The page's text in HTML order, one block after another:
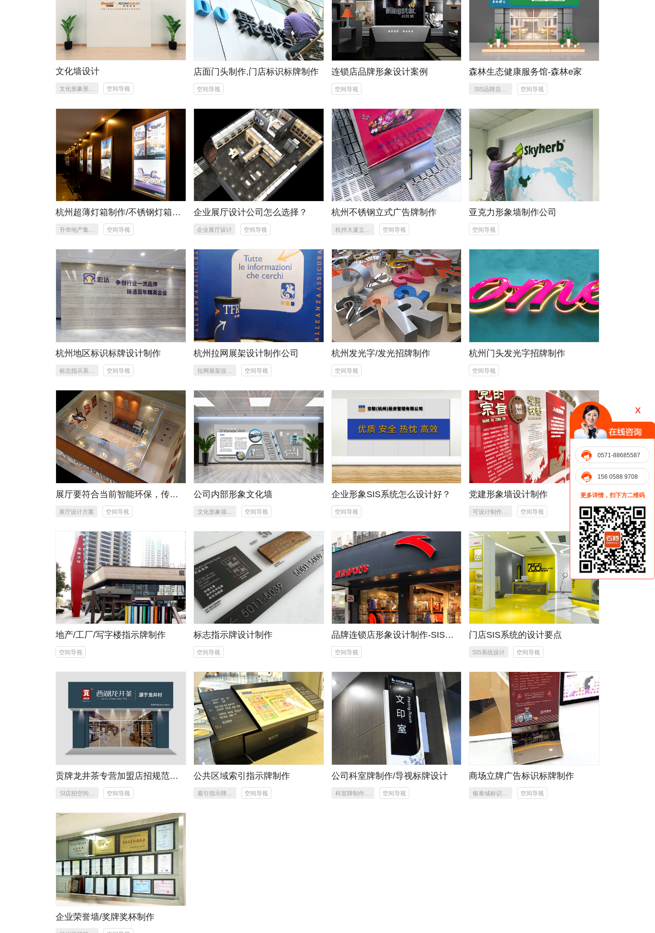
文化墙设计
文化形象形象
空间导视
店面门头制作,门店标识标牌制作
空间导视
连锁店品牌形象设计案例
空间导视
森林生态健康服务馆-森林e家
SIS品牌店招
空间导视
杭州超薄灯箱制作/不锈钢灯箱制
作
升华地产集团
灯箱制作
空间导视
企业展厅设计公司怎么选择？
企业展厅设计 空间导视
杭州不锈钢立式广告牌制作
杭州大厦立式
空间导视
亚克力形象墙制作公司
空间导视
杭州地区标识标牌设计制作
标志指示系统
空间导视
杭州拉网展架设计制作公司
拉网展架设计
空间导视
杭州发光字/发光招牌制作
空间导视
杭州门头发光字招牌制作
空间导视
展厅要符合当前智能环保，传达
企业价值观与产品特性
展厅设计方案 空间导视
公司内部形象文化墙
文化形象墙设
空间导视
企业形象SIS系统怎么设计好？
空间导视
党建形象墙设计制作
可设计制作安
空间导视
地产/工厂/写字楼指示牌制作
空间导视
标志指示牌设计制作
空间导视
品牌连锁店形象设计制作-SIS系
统设计
空间导视
门店SIS系统的设计要点
SIS系统设计 空间导视
贡牌龙井茶专营加盟店招规范策
划设计
SI店招空间设
色定位,招商
落地策划设计
空间导视
公共区域索引指示牌制作
索引指示牌制
空间导视
公司科室牌制作/导视标牌设计
科室牌制作／
空间导视
商场立牌广告标识标牌制作
银泰城标识标
空间导视
企业荣誉墙/奖牌奖杯制作
X
0571-88685587
156 0588 9708
更多详情，扫下方二维码